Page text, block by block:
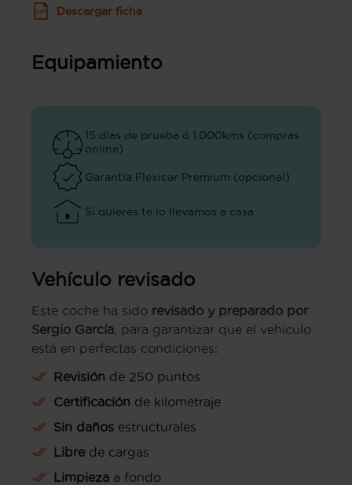
Descargar ficha
Equipamiento
15 días de prueba ó 1.000kms (compras
online)
Garantía Flexicar Premium (opcional)
Si quieres te lo llevamos a casa
Vehículo revisado
Este coche ha sido revisado y preparado por
Sergio García, para garantizar que el vehículo
está en perfectas condiciones:
Revisión de 250 puntos
Certificación de kilometraje
Sin daños estructurales
Libre de cargas
Limpieza a fondo